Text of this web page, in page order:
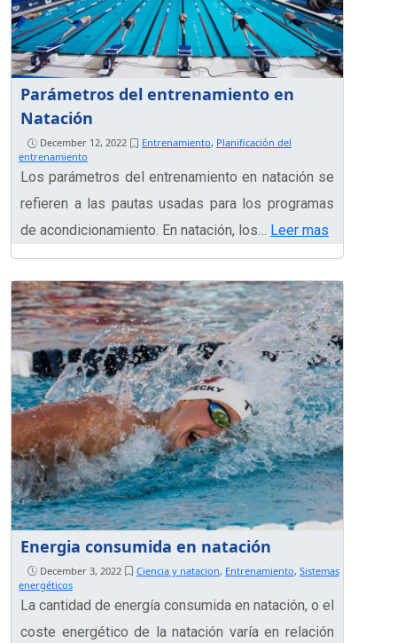
Parámetros del entrenamiento en
Natación
December 12, 2022 Entrenamiento, Planificación del
entrenamiento
Los parámetros del entrenamiento en natación se
refieren a las pautas usadas para los programas
de acondicionamiento. En natación, los… Leer mas
Energia consumida en natación
December 3, 2022 Ciencia y natacion, Entrenamiento, Sistemas
energéticos
La cantidad de energía consumida en natación, o el
coste energético de la natación varía en relación